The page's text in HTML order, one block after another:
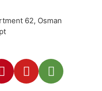
62, Osman